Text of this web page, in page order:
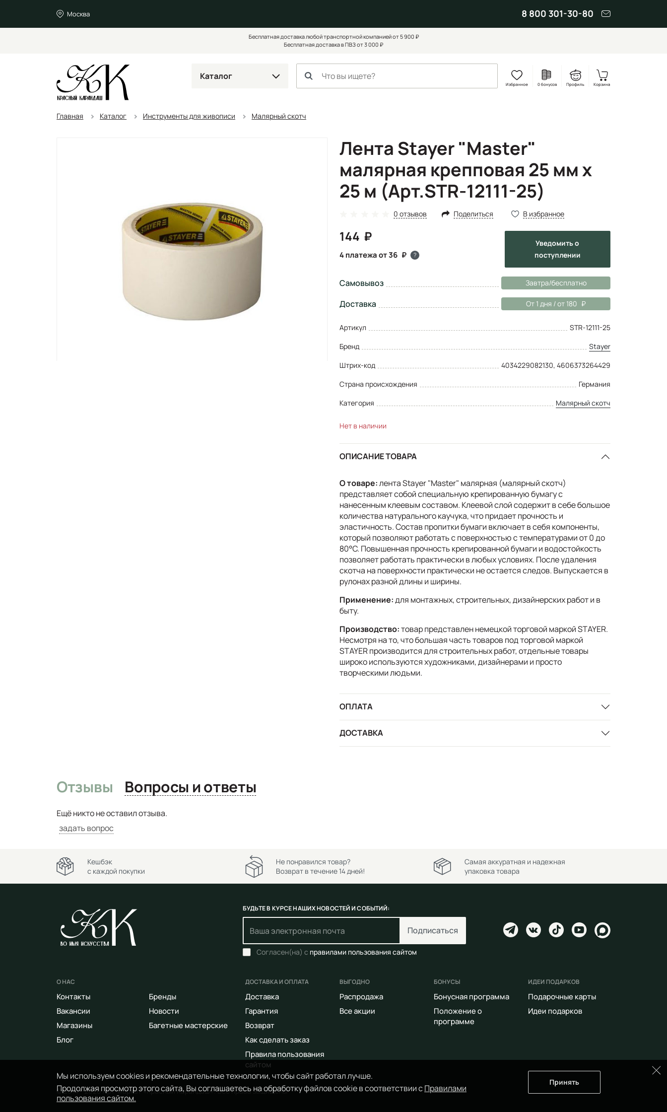
Москва 8 800 301-30-80
Бесплатная доставка любой транспортной компанией от 5 900 ₽
Бесплатная доставка в ПВЗ от 3 000 ₽
Каталог
Избранное 0 бонусов Профиль Корзина
Главная Каталог Инструменты для живописи Малярный скотч
Лента Stayer "Master"
малярная крепповая 25 мм х
25 м (Арт.STR-12111-25)
0 отзывов Поделиться В избранное
144
4 платежа от 36 ?
Уведомитьо
поступлении
Самовывоз Завтра/бесплатно
Доставка От 1 дня / от 180
Артикул
STR-12111-25
Бренд
Stayer
Штрих-код
4034229082130, 4606373264429
Страна происхождения
Германия
Категория
Малярный скотч
Нет в наличии
ОПИСАНИЕ ТОВАРА
О товаре:лента Stayer "Master" малярная (малярный скотч)
представляет собой специальную крепированную бумагу с
нанесенным клеевым составом. Клеевой слой содержит в себе большое
количества натурального каучука, что придает прочность и
эластичность. Состав пропитки бумаги включает в себя компоненты,
который позволяют работать с поверхностью с температурами от 0 до
80°С. Повышенная прочность крепированной бумаги и водостойкость
позволяет работать практически в любых условиях. После удаления
скотча на поверхности практически не остается следов. Выпускается в
рулонах разной длины и ширины.
Применение:для монтажных, строительных, дизайнерских работ и в
быту.
Производство:товар представлен немецкой торговой маркой STAYER.
Несмотря на то, что большая часть товаров под торговой маркой
STAYER производится для строительных работ, отдельные товары
широко используются художниками, дизайнерами и просто
творческими людьми.
ОПЛАТА
ДОСТАВКА
Отзывы Вопросы и ответы
Ещё никто не оставил отзыва.
задать вопрос
Мы используем cookies и рекомендательные технологии, чтобы сайт работал лучше.
Продолжая просмотр этого сайта, Вы соглашаетесь на обработку файлов cookie в соответствии сПравилами
пользования сайтом.
Принять
Кешбэк
с каждой покупки
Не понравился товар?
Возврат в течение 14 дней!
Самая аккуратная и надежная
упаковка товара
БУДЬТЕ В КУРСЕ НАШИХ НОВОСТЕЙ И СОБЫТИЙ:
Подписаться
Согласен(на) с правилами пользования сайтом
О НАС
Контакты
Вакансии
Магазины
Блог
Бренды
Новости
Багетные мастерские
ДОСТАВКА И ОПЛАТА
Доставка
Гарантия
Возврат
Как сделать заказ
Правила пользования
сайтом
ВЫГОДНО
Распродажа
Все акции
БОНУСЫ
Бонусная программа
Положение о
программе
ИДЕИ ПОДАРКОВ
Подарочные карты
Идеи подарков
© 2014 - 2026 Арт-маркет «Красный Карандаш». Все права защищены